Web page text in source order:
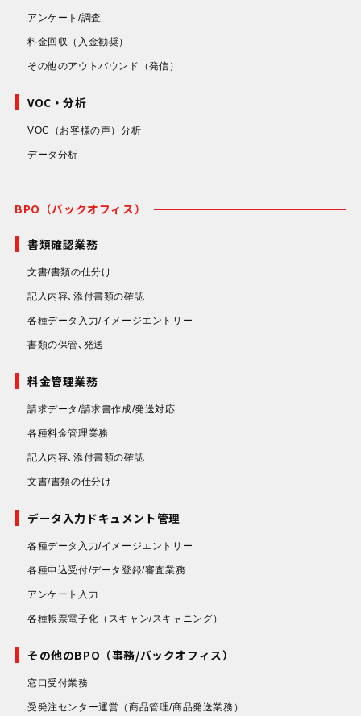
アンケート/調査
料金回収 （入金勧奨）
その他のアウトバウンド （発信）
VOC・分析
VOC（お客様の声）分析
データ分析
BPO（バックオフィス）
書類確認業務
文書/書類の仕分け
記入内容､添付書類の確認
各種データ入力/イメージエントリー
書類の保管､発送
料金管理業務
請求データ/請求書作成/発送対応
各種料金管理業務
記入内容､添付書類の確認
文書/書類の仕分け
データ入力ドキュメント管理
各種データ入力/イメージエントリー
各種申込受付/データ登録/審査業務
アンケート入力
各種帳票電子化 （スキャン/スキャニング）
その他のBPO（事務/バックオフィス）
窓口受付業務
受発注センター運営 （商品管理/商品発送業務）